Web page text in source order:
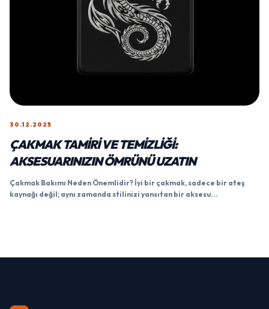
30.12.2025
ÇAKMAK TAMIRI VE TEMIZLIĞI:
AKSESUARINIZIN ÖMRÜNÜ UZATIN
Çakmak Bakımı Neden Önemlidir? İyi bir çakmak, sadece bir ateş
kaynağı değil; aynı zamanda stilinizi yansıtan bir aksesu...